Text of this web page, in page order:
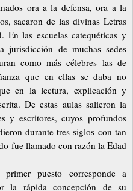
ora a la defensa, ora a la
sacaron de las divinas Letras
las escuelas catequéticas y
jurisdicción de muchas sedes
como más célebres las de
que en ellas se daba no
en la lectura, explicación y
De estas aulas salieron la
y escritores, cuyos profundos
durante tres siglos con tan
fue llamado con razón la Edad
puesto corresponde a
la rápida concepción de su